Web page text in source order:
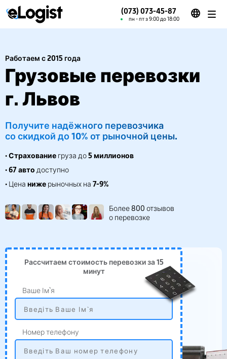
(073) 073-45-87
пн - пт з 9:00 до 18:00
Работаем с 2015 года
Грузовые перевозки
г. Львов
Получите надёжного перевозчика
со скидкой до 10% от рыночной цены.
•Страхование груза до5 миллионов
•67 авто доступно
• Цена ниже рыночных на 7-9%
Более 800 отзывов
о перевозке
Рассчитаем стоимость перевозки за 15
минут
Ваше Ім`я
Номер телефону